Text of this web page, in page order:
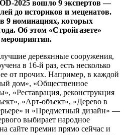
2025 вошло 9 экспертов —
до историков и меценатов.
9 номинациях, которых
Об этом «Стройгазете»
мероприятия.
деревянные сооружения,
в 16-й раз, есть несколько
от прочих. Например, в каждой
дом», «Общественное
«Реставрация, реконструкция
«Арт-объект», «Дерево в
и «Предметный дизайн» —
выбирает народное
сайте премии прямо сейчас и